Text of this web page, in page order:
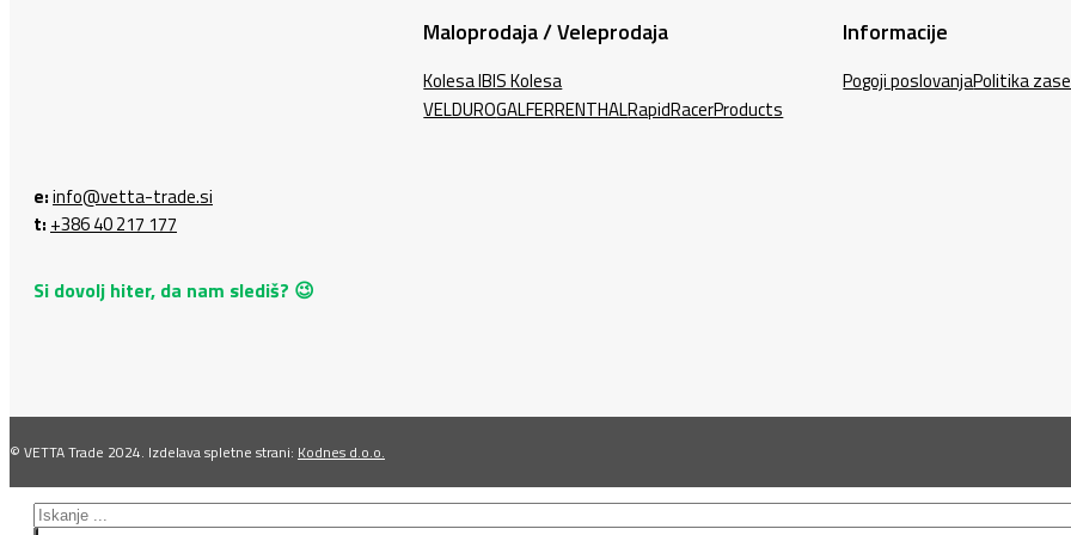
e:info@vetta-trade.si
t: +386 40 217 177
Si dovolj hiter, da nam slediš? 😉
Maloprodaja / Veleprodaja
Kolesa IBISKolesa
VELDUROGALFERRENTHALRapidRacerProducts
Informacije
Pogoji poslovanjaPolitika
© VETTA Trade 2024. Izdelava spletne strani: Kodnes d.o.o.
Search